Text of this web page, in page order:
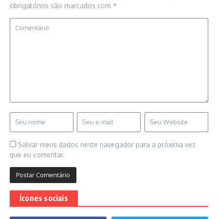
obrigatórios são marcados com *
Salvar meus dados neste navegador para a próxima vez
que eu comentar.
Ícones sociais